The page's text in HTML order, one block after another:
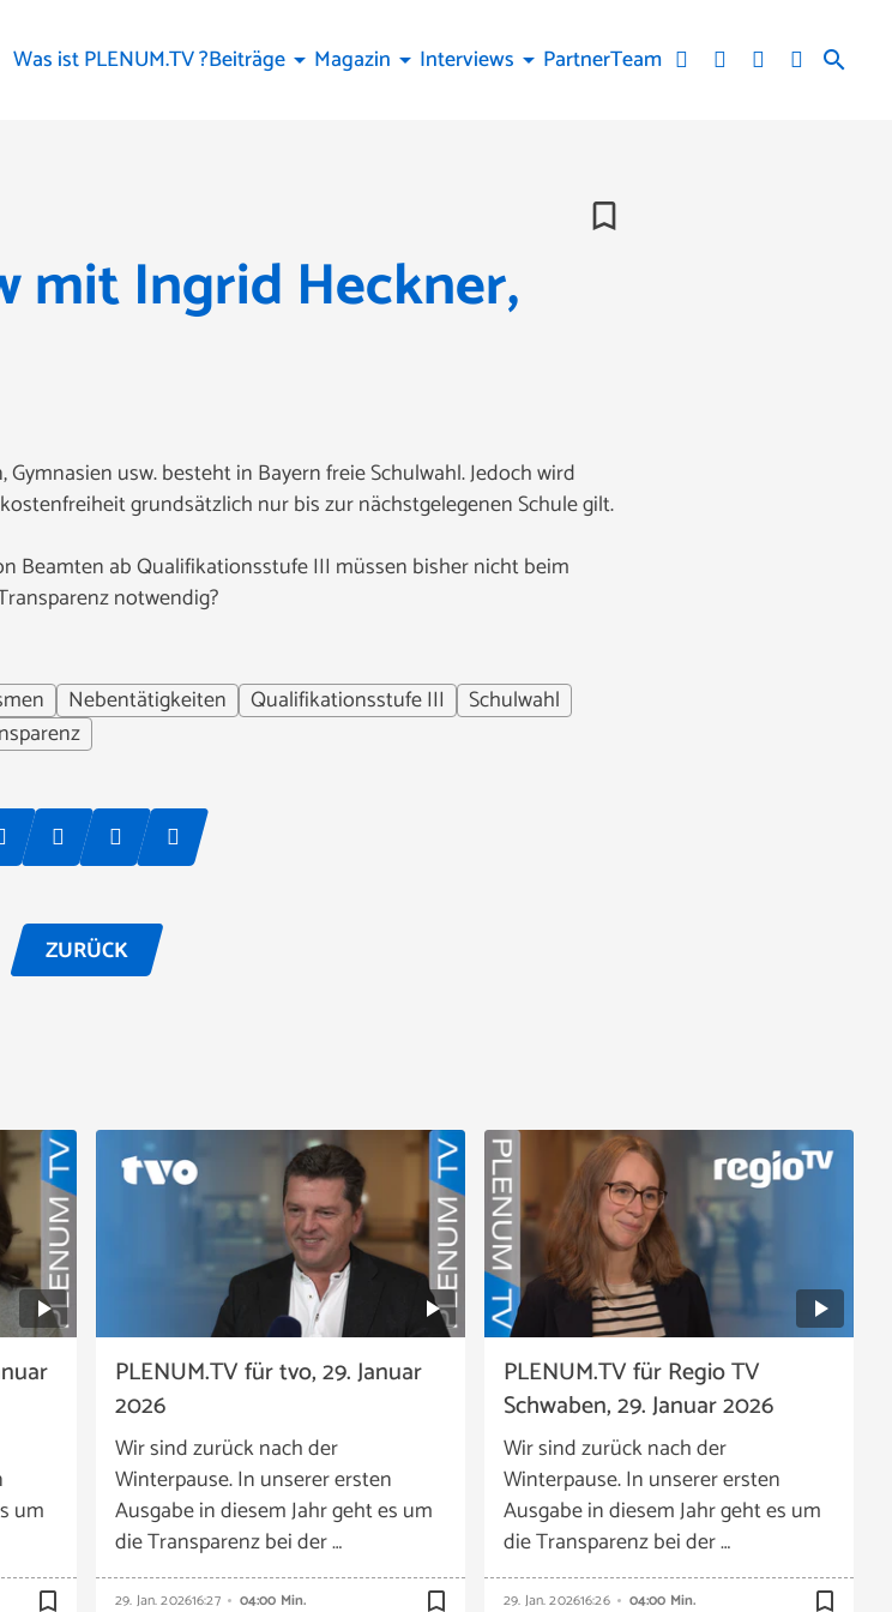
search
Was ist PLENUM.TV ?Beiträge arrow_drop_down Magazin arrow_drop_down Interviews arrow_drop_down PartnerTeam
bookmark_border
Ingrid Heckner,
usw. besteht in Bayern freie Schulwahl. Jedoch wird
grundsätzlich nur bis zur nächstgelegenen Schule gilt.
Beamten ab Qualifikationsstufe III müssen bisher nicht beim
notwendig?
Nebentätigkeiten Qualifikationsstufe III
Schulwahl
ZURÜCK
um
bookmark_border
PLENUM.TV für tvo, 29. Januar
2026
Wir sind zurück nach der
Winterpause. In unserer ersten
Ausgabe in diesem Jahr geht es um
die Transparenz bei der …
29. Jan. 202616:27 04:00 Min. bookmark_border
PLENUM.TV für Regio TV
Schwaben, 29. Januar 2026
Wir sind zurück nach der
Winterpause. In unserer ersten
Ausgabe in diesem Jahr geht es um
die Transparenz bei der …
29. Jan. 202616:26 04:00 Min. bookmark_border